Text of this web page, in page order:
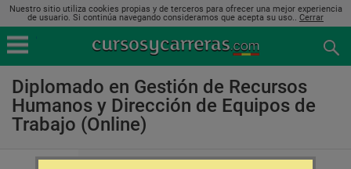
Nuestro sitio utiliza cookies propias y de terceros para ofrecer una mejor experiencia
de usuario. Si continúa navegando consideramos que acepta su uso.. Cerrar
Diplomado en Gestión de Recursos
Humanos y Dirección de Equipos de
Trabajo (Online)
Fundación Cultural y de Estudios